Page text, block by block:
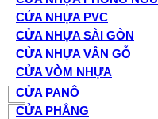
CỬA NHỰA PVC
CỬA NHỰA SÀI GÒN
CỬA NHỰA VÂN GỖ
CỬA VÒM NHỰA
CỬA PANÔ
CỬA PHẲNG